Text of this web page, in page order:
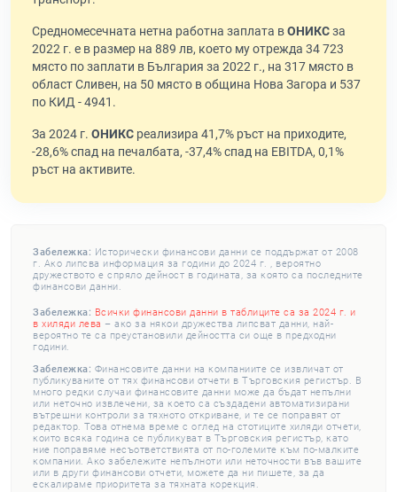
Средномесечната нетна работна заплата вОНИКСза
2022 г. е в размер на 889 лв, което му отрежда 34 723
място по заплати в България за 2022 г., на 317 място в
област Сливен, на 50 място в община Нова Загора и 537
по КИД - 4941.
За 2024 г. ОНИКС реализира 41,7% ръст на приходите,
-28,6% спад на печалбата, -37,4% спад на EBITDA, 0,1%
ръст на активите.
Забележка: Исторически финансови данни се поддържат от 2008
г. Ако липсва информация за години до 2024 г. , вероятно
дружеството е спряло дейност в годината, за която са последните
финансови данни.
Забележка: Всички финансови данни в таблиците са за 2024 г. и
в хиляди лева – ако за някои дружества липсват данни, най-
вероятно те са преустановили дейността си още в предходни
години.
Забележка: Финансовите данни на компаниите се извличат от
публикуваните от тях финансови отчети в Търговския регистър. В
много редки случаи финансовите данни може да бъдат непълни
или неточно извлечени, за което са създадени автоматизирани
вътрешни контроли за тяхното откриване, и те се поправят от
редактор. Това отнема време с оглед на стотиците хиляди отчети,
които всяка година се публикуват в Търговския регистър, като
ние поправяме несъответствията от по-големите към по-малките
компании. Ако забележите непълноти или неточности във вашите
или в други финансови отчети, можете да ни пишете, за да
ескалираме приоритета за тяхната корекция.